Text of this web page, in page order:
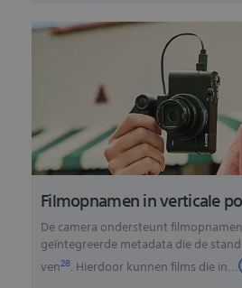
Filmopnamen in verticale
De camera ondersteunt
geïntegreerde metadata die de
ven28. Hierdoor kunnen films die in...